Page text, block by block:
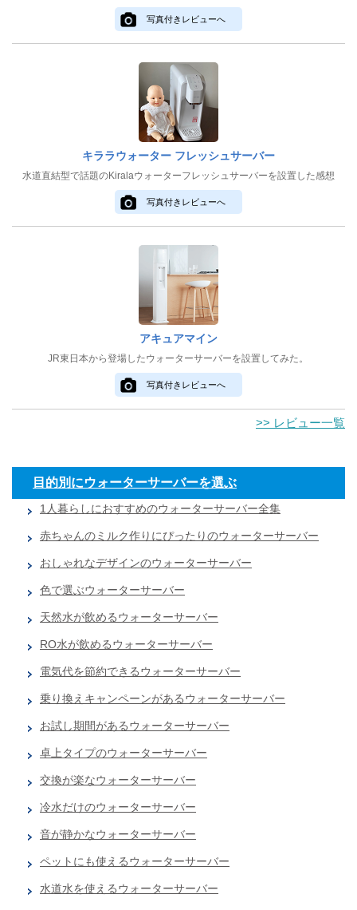
写真付きレビューへ
キララウォーター フレッシュサーバー
水道直結型で話題のKiralaウォーターフレッシュサーバーを設置した感想
写真付きレビューへ
アキュアマイン
JR東日本から登場したウォーターサーバーを設置してみた。
写真付きレビューへ
>> レビュー一覧
目的別にウォーターサーバーを選ぶ
1人暮らしにおすすめのウォーターサーバー全集
赤ちゃんのミルク作りにぴったりのウォーターサーバー
おしゃれなデザインのウォーターサーバー
色で選ぶウォーターサーバー
天然水が飲めるウォーターサーバー
RO水が飲めるウォーターサーバー
電気代を節約できるウォーターサーバー
乗り換えキャンペーンがあるウォーターサーバー
お試し期間があるウォーターサーバー
卓上タイプのウォーターサーバー
交換が楽なウォーターサーバー
冷水だけのウォーターサーバー
音が静かなウォーターサーバー
ペットにも使えるウォーターサーバー
水道水を使えるウォーターサーバー